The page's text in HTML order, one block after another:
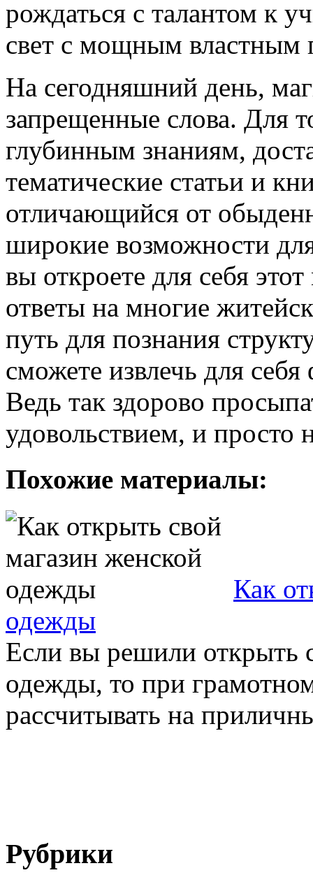
рождаться с талантом к
свет с мощным властным
На сегодняшний день,
запрещенные слова. Для
глубинным знаниям,
тематические статьи и
отличающийся от
широкие возможности
вы откроете для себя
ответы на многие
путь для познания
сможете извлечь для
Ведь так здорово
удовольствием, и просто
Похожие материалы:
Как
одежды
Если вы решили открыть
одежды, то при
рассчитывать на
Рубрики